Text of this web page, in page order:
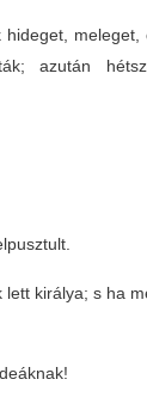
meleget,
azután
királya; s ha